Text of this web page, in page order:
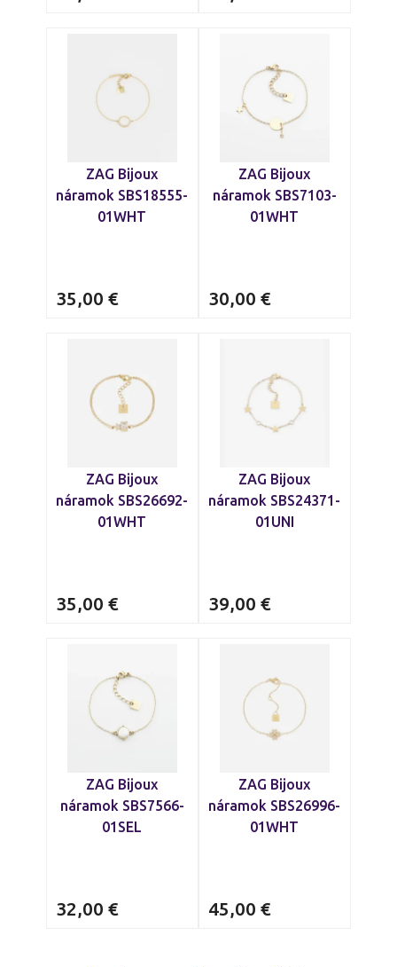
ZAG Bijoux
náramok SBS18555-
01WHT
35,00 €
ZAG Bijoux
náramok SBS7103-
01WHT
30,00 €
ZAG Bijoux
náramok SBS26692-
01WHT
35,00 €
ZAG Bijoux
náramok SBS24371-
01UNI
39,00 €
ZAG Bijoux
náramok SBS7566-
01SEL
32,00 €
ZAG Bijoux
náramok SBS26996-
01WHT
45,00 €